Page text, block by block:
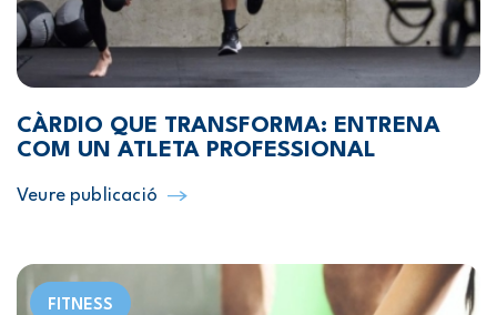
CÀRDIO QUE TRANSFORMA: ENTRENA
COM UN ATLETA PROFESSIONAL
Veure publicació
FITNESS